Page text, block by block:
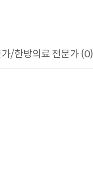
/한방의료 전문가 (0)